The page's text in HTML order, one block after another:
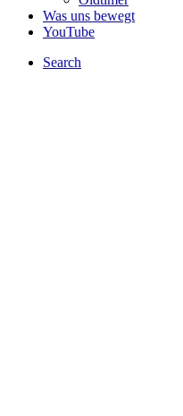
Was uns bewegt
YouTube
Search